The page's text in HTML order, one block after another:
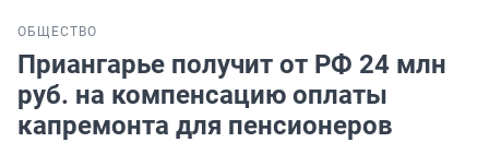
ОБЩЕСТВО
Приангарье получит от РФ 24 млн
руб. на компенсацию оплаты
капремонта для пенсионеров